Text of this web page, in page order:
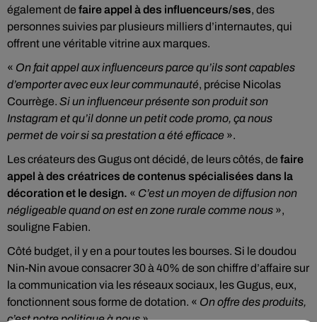
également de faire appel à des influenceurs/ses, des
personnes suivies par plusieurs milliers d’internautes, qui
offrent une véritable vitrine aux marques.
« On fait appel aux influenceurs parce qu’ils sont capables
d’emporter avec eux leur communauté, précise Nicolas
Courrège. Si un influenceur présente son produit son
Instagram et qu’il donne un petit code promo, ça nous
permet de voir si sa prestation a été efficace ».
Les créateurs des Gugus ont décidé, de leurs côtés, de faire
appel à des créatrices de contenus spécialisées dans la
décoration et le design. « C’est un moyen de diffusion non
négligeable quand on est en zone rurale comme nous »,
souligne Fabien.
Côté budget, il y en a pour toutes les bourses. Si le doudou
Nin-Nin avoue consacrer 30 à 40% de son chiffre d’affaire sur
la communication via les réseaux sociaux, les Gugus, eux,
fonctionnent sous forme de dotation. « On offre des produits,
c’est notre politique à nous».